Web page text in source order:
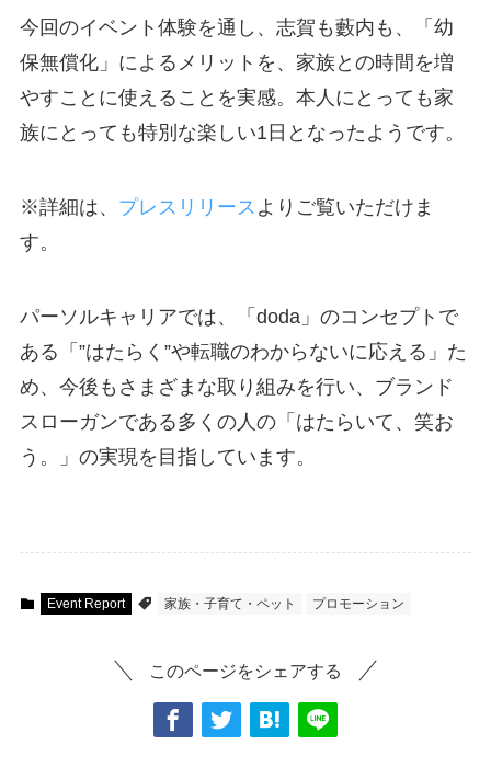
今回のイベント体験を通し、志賀も藪内も、「幼
保無償化」によるメリットを、家族との時間を増
やすことに使えることを実感。本人にとっても家
族にとっても特別な楽しい1日となったようです。
※詳細は、 プレスリリース よりご覧いただけま
す。
パーソルキャリアでは、「doda」のコンセプトで
ある「”はたらく”や転職のわからないに応える」た
め、今後もさまざまな取り組みを行い、ブランド
スローガンである多くの人の「はたらいて、笑お
う。」の実現を目指しています。
Event Report 家族・子育て・ペット プロモーション
このページをシェアする